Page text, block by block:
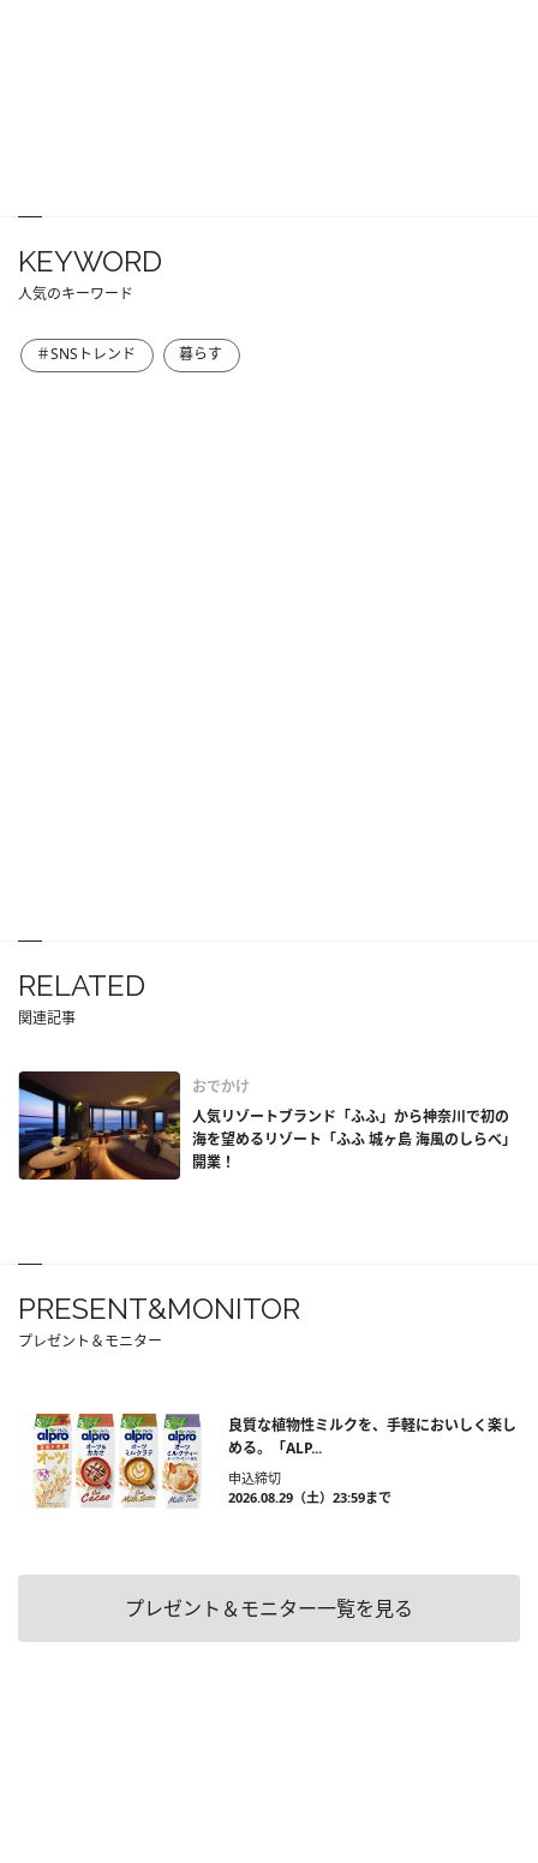
KEYWORD
人気のキーワード
＃SNSトレンド 暮らす
RELATED
関連記事
おでかけ
人気リゾートブランド「ふふ」から神奈川で初の
海を望めるリゾート「ふふ 城ヶ島 海風のしらべ」
開業！
PRESENT&MONITOR
プレゼント＆モニター
良質な植物性ミルクを、手軽においしく楽し
める。「ALP...
申込締切
2026.08.29（土）23:59まで
プレゼント＆モニター一覧を見る